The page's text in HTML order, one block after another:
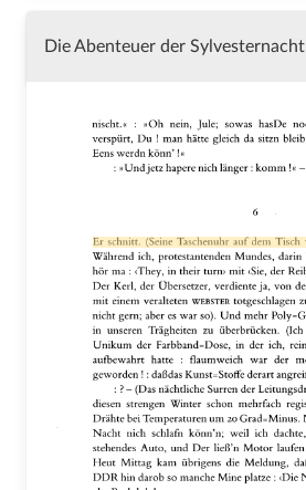
Die Abenteuer der Sylvesternacht